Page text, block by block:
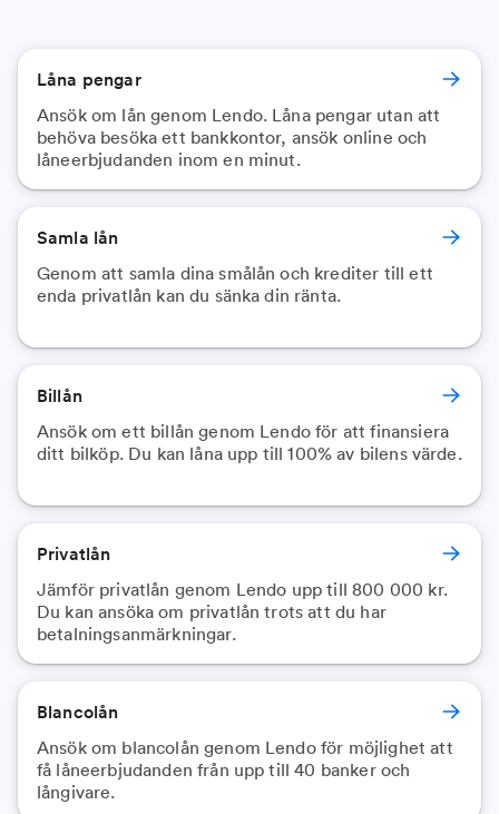
Låna pengar
Ansök om lån genom Lendo. Låna pengar utan att
behöva besöka ett bankkontor, ansök online och
låneerbjudanden inom en minut.
Samla lån
Genom att samla dina smålån och krediter till ett
enda privatlån kan du sänka din ränta.
Billån
Ansök om ett billån genom Lendo för att finansiera
ditt bilköp. Du kan låna upp till 100% av bilens värde.
Privatlån
Jämför privatlån genom Lendo upp till 800 000 kr.
Du kan ansöka om privatlån trots att du har
betalningsanmärkningar.
Blancolån
Ansök om blancolån genom Lendo för möjlighet att
få låneerbjudanden från upp till 40 banker och
långivare.